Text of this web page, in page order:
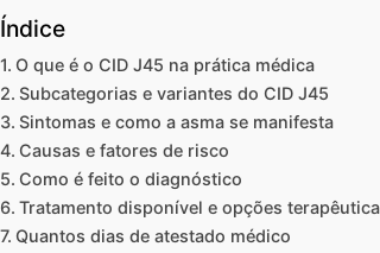
Índice
O que é o CID J45 na prática médica
Subcategorias e variantes do CID J45
Sintomas e como a asma se manifesta
Causas e fatores de risco
Como é feito o diagnóstico
Tratamento disponível e opções
Quantos dias de atestado médico